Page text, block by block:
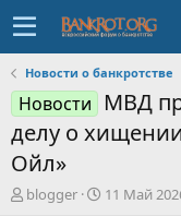
Новости о банкротстве
Новости
МВД
делу о
Ойл»
А
blogger
Д11 Май